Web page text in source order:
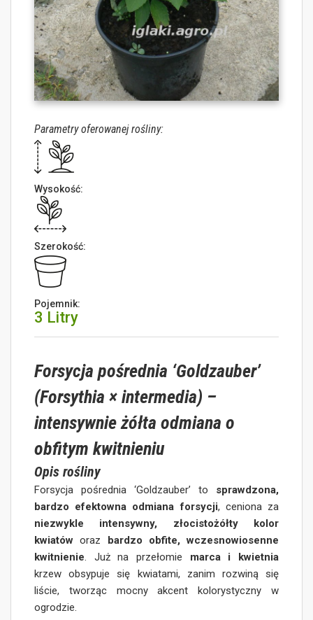
Parametry oferowanej rośliny:
Wysokość:
Szerokość:
Pojemnik:
3 Litry
Forsycja pośrednia ‘Goldzauber’
(Forsythia × intermedia) –
intensywnie żółta odmiana o
obfitym kwitnieniu
Opis rośliny
Forsycja pośrednia ‘Goldzauber’ to sprawdzona,
bardzo efektowna odmiana forsycji, ceniona za
niezwykle intensywny, złocistożółty kolor
kwiatów oraz bardzo obfite, wczesnowiosenne
kwitnienie. Już na przełomie marca i kwietnia
krzew obsypuje się kwiatami, zanim rozwiną się
liście, tworząc mocny akcent kolorystyczny w
ogrodzie.